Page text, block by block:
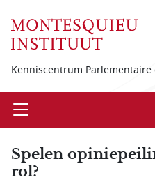
Kenniscentrum
Open
Spelen
rol?